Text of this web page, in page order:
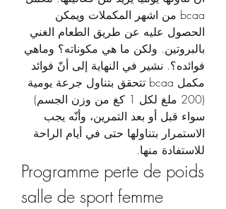
للاستفادة منها.
Programme perte de poids
salle de sport femme